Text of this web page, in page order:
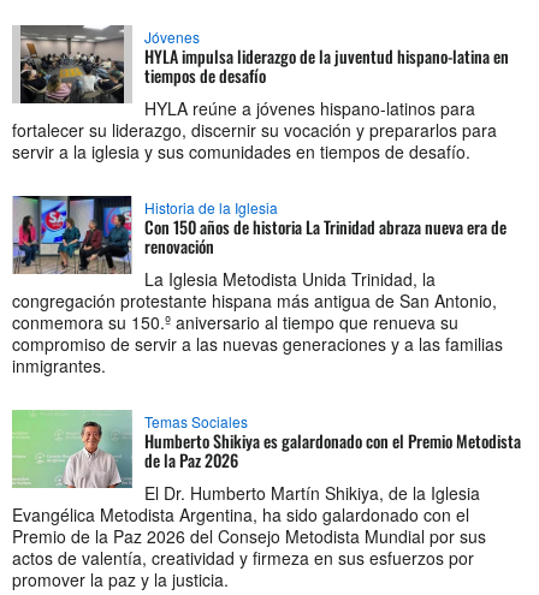
Jóvenes
HYLA impulsa liderazgo de la juventud hispano-latina en
tiempos de desafío
HYLA reúne a jóvenes hispano-latinos para
fortalecer su liderazgo, discernir su vocación y prepararlos para
servir a la iglesia y sus comunidades en tiempos de desafío.
Historia de la Iglesia
Con 150 años de historia La Trinidad abraza nueva era de
renovación
La Iglesia Metodista Unida Trinidad, la
congregación protestante hispana más antigua de San Antonio,
conmemora su 150.º aniversario al tiempo que renueva su
compromiso de servir a las nuevas generaciones y a las familias
inmigrantes.
Temas Sociales
Humberto Shikiya es galardonado con el Premio Metodista
de la Paz 2026
El Dr. Humberto Martín Shikiya, de la Iglesia
Evangélica Metodista Argentina, ha sido galardonado con el
Premio de la Paz 2026 del Consejo Metodista Mundial por sus
actos de valentía, creatividad y firmeza en sus esfuerzos por
promover la paz y la justicia.